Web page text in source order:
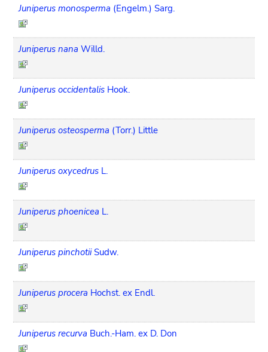
Juniperus monosperma (Engelm.) Sarg.
Juniperus nana Willd.
Juniperus occidentalis Hook.
Juniperus osteosperma (Torr.) Little
Juniperus oxycedrus L.
Juniperus phoenicea L.
Juniperus pinchotii Sudw.
Juniperus procera Hochst. ex Endl.
Juniperus recurva Buch.-Ham. ex D. Don